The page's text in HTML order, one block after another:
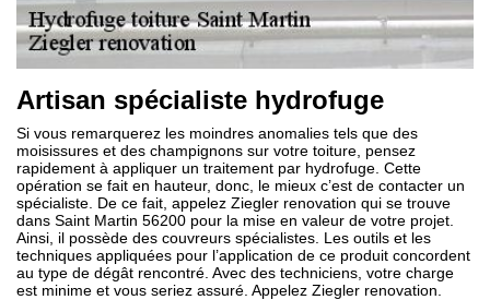
Artisan spécialiste hydrofuge
Si vous remarquerez les moindres anomalies tels que des
moisissures et des champignons sur votre toiture, pensez
rapidement à appliquer un traitement par hydrofuge. Cette
opération se fait en hauteur, donc, le mieux c’est de contacter un
spécialiste. De ce fait, appelez Ziegler renovation qui se trouve
dans Saint Martin 56200 pour la mise en valeur de votre projet.
Ainsi, il possède des couvreurs spécialistes. Les outils et les
techniques appliquées pour l’application de ce produit concordent
au type de dégât rencontré. Avec des techniciens, votre charge
est minime et vous seriez assuré. Appelez Ziegler renovation.